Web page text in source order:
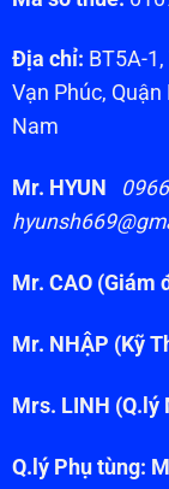
Địa chỉ: BT5A-
Vạn Phúc,
Nam
Mr. HYUN
Mr. CAO (Giám
Mr. NHẬP (Kỹ
Mrs. LINH (Q.lý
Q.lý Phụ tùng: